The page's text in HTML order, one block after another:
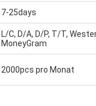
7-25days
L/C, D/A, D/P, T/T,
MoneyGram
2000pcs pro Monat